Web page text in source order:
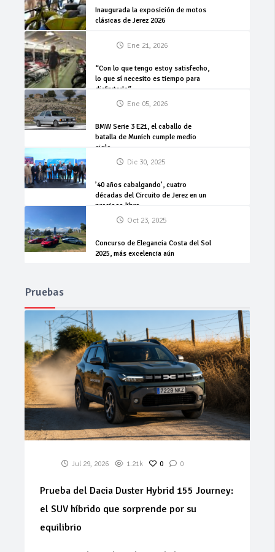
Inaugurada la exposición de motos
clásicas de Jerez 2026
Ene 21, 2026
“Con lo que tengo estoy satisfecho,
lo que sí necesito es tiempo para
disfrutarlo”
Ene 05, 2026
BMW Serie 3 E21, el caballo de
batalla de Munich cumple medio
siglo
Dic 30, 2025
’40 años cabalgando’, cuatro
décadas del Circuito de Jerez en un
precioso libro
Oct 23, 2025
Concurso de Elegancia Costa del Sol
2025, más excelencia aún
Pruebas
Jul 29, 2026 1.21k 0 0
Prueba del Dacia Duster Hybrid 155 Journey:
el SUV híbrido que sorprende por su
equilibrio